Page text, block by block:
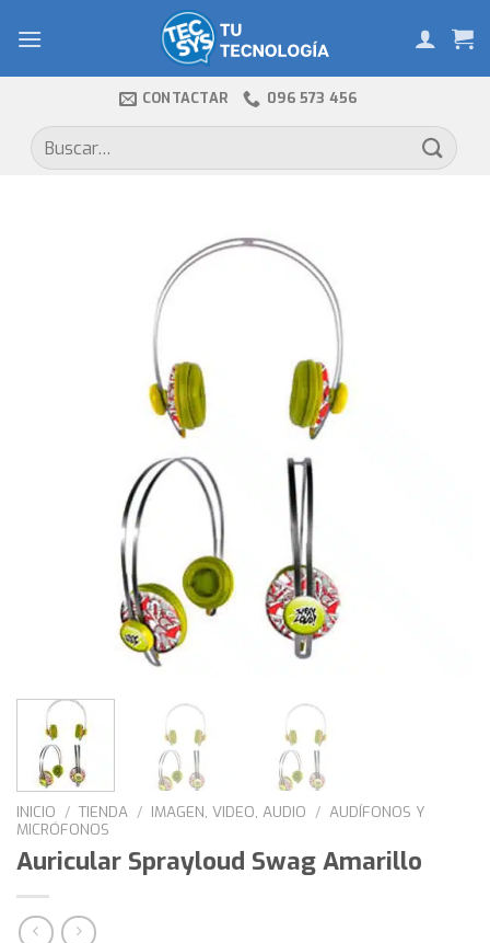
CONTACTAR 096 573 456
Buscar
por:
INICIO / TIENDA / IMAGEN, VIDEO, AUDIO / AUDÍFONOS Y
MICRÓFONOS
Auricular Sprayloud Swag Amarillo